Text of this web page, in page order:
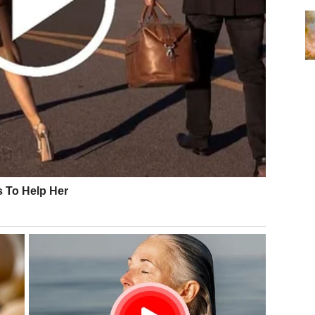
stimuliše i sa kojom komunikacija teče prirodno.
Vama je potrebna otvorenost, iskrenost i dinamika.
igrica.
ko nije spreman da ide istim tempom.
Kao da se trudite, ali bez pravog priznanja